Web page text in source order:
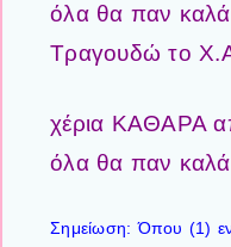
όλα θα παν
Τραγουδώ το
χέρια ΚΑΘΑΡΑ
όλα θα παν
Σημείωση: Όπου (1)